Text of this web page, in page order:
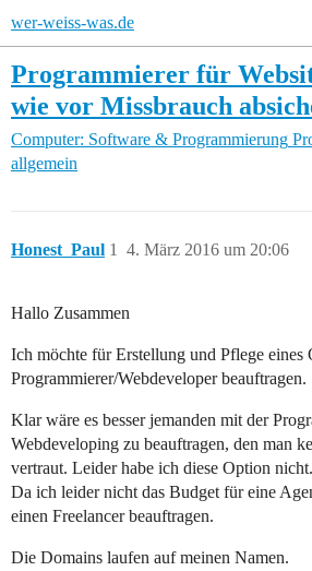
wer-weiss-was.de
Programmierer für
wie vor Missbrauch
Computer: Software & Programmierung
allgemein
Honest_Paul 4. März 2016 um 20:06
1
Hallo Zusammen
Ich möchte für Erstellung und Pflege eines
Programmierer/Webdeveloper beauftragen.
Klar wäre es besser jemanden mit der
Webdeveloping zu beauftragen, den man
vertraut. Leider habe ich diese Option nicht.
Da ich leider nicht das Budget für eine
einen Freelancer beauftragen.
Die Domains laufen auf meinen Namen.